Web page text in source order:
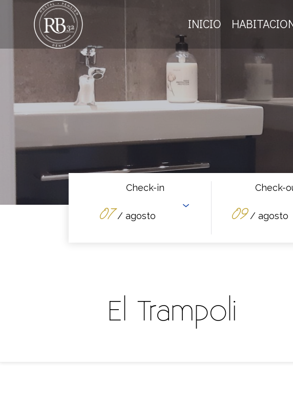
INICIO
Check-in
07 / agosto
Check-
09 / agosto
El Trampoli